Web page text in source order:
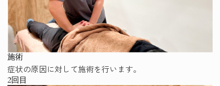
施術
症状の原因に対して施術を行います。
2回目